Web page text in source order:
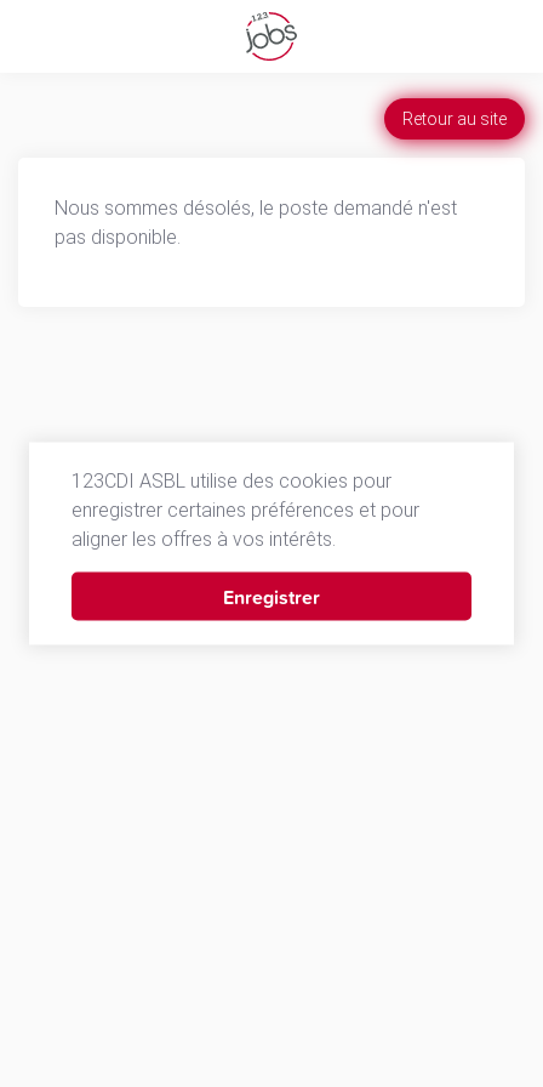
Retour au site
Nous sommes désolés, le poste demandé n'est
pas disponible.
123CDI ASBL utilise des cookies pour
enregistrer certaines préférences et pour
aligner les offres à vos intérêts.